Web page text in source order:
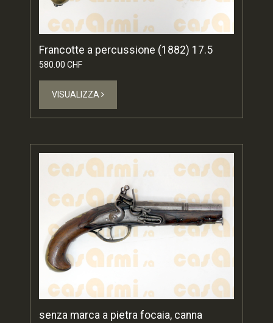
Francotte a percussione (1882) 17.5
580.00 CHF
VISUALIZZA
senza marca a pietra focaia, canna